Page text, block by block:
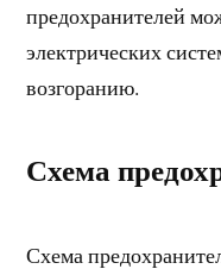
предохранителей
электрических
возгоранию.
Схема
Схема